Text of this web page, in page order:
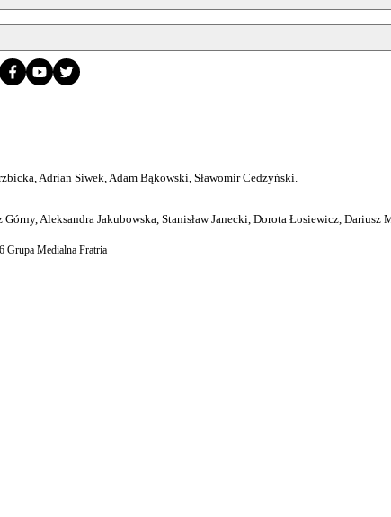
Adrian Siwek, Adam Bąkowski, Sławomir Cedzyński.
Aleksandra Jakubowska, Stanisław Janecki, Dorota Łosiewicz, Dariusz
Grupa Medialna Fratria